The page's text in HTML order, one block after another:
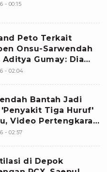
- 00:15
Peto Terkait
Onsu-Sarwendah
Gumay: Dia
- 02:04
Bantah Jadi
'Penyakit Tiga Huruf'
Video Pertengkaran
- 02:57
di Depok